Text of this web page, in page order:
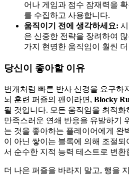
어나 게임과 점수 잠재력을
를 수집하고 사용합니다.
움직이기 전에 생각하세요:
은 신중한 전략을 장려하여
가지 현명한 움직임이 훨씬
당신이 좋아할 이유
번개처럼 빠른 반사 신경을 요구하
뇌 훈련 퍼즐의 팬이라면, Blocky
될 것입니다. 모든 움직임을 최적
만족스러운 연쇄 반응을 유발하기
는 것을 좋아하는 플레이어에게 완
이 아닌 쌓이는 블록에 의해 조절되
서 순수한 지적 능력 테스트로 변환
더 나은 퍼즐을 바라지 말고, 행을